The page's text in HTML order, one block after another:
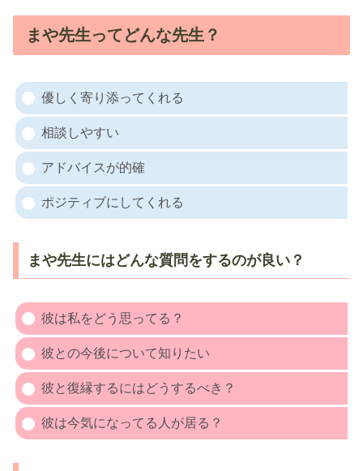
まや先生ってどんな先生？
優しく寄り添ってくれる
相談しやすい
アドバイスが的確
ポジティブにしてくれる
まや先生にはどんな質問をするのが良い？
彼は私をどう思ってる？
彼との今後について知りたい
彼と復縁するにはどうするべき？
彼は今気になってる人が居る？